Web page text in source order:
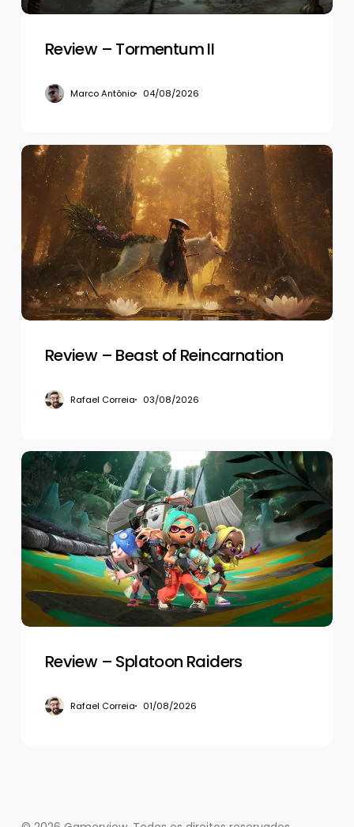
Review – Tormentum II
Marco Antônio 04/08/2026
Review
–
Beast
Reincarnation
Review – Beast of Reincarnation
Rafael Correia 03/08/2026
Review
–
Splatoon
Raiders
Review – Splatoon Raiders
Rafael Correia 01/08/2026